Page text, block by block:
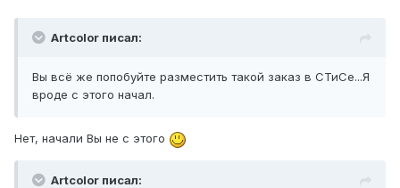
Artcolor писал:
Вы всё же попобуйте разместить такой заказ в СТиСе...Я
вроде с этого начал.
Нет, начали Вы не с этого
Artcolor писал: